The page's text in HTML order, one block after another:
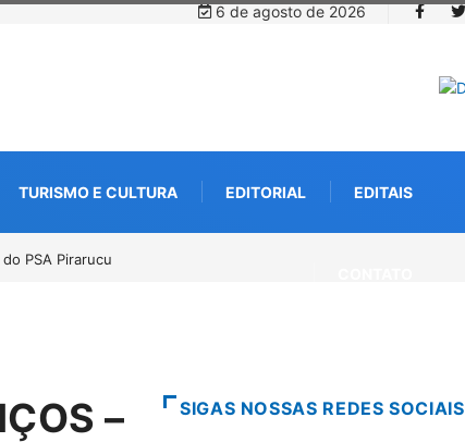
6 de agosto de 2026
TURISMO E CULTURA EDITORIAL EDITAIS
com espécies nativas da
–
SIGAS NOSSAS REDES SOCIAIS